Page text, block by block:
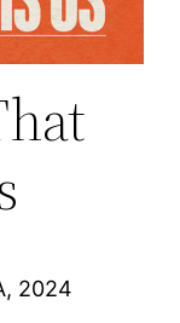
2024